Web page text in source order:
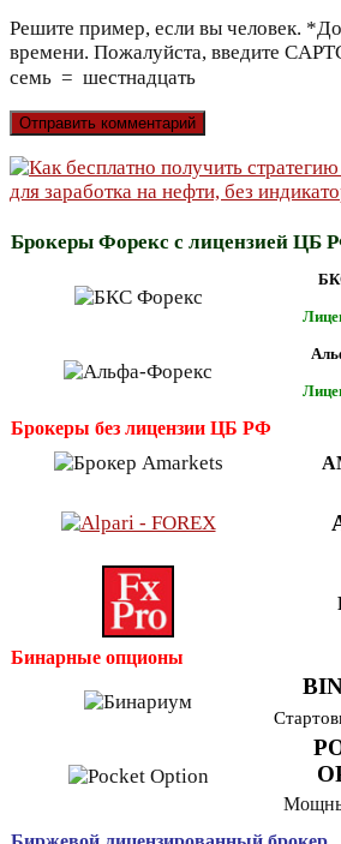
Решите пример, если вы человек. *
времени. Пожалуйста, введите
семь = шестнадцать
Брокеры Форекс с лицензией ЦБ
Брокеры без лицензии ЦБ РФ
Бинарные опционы